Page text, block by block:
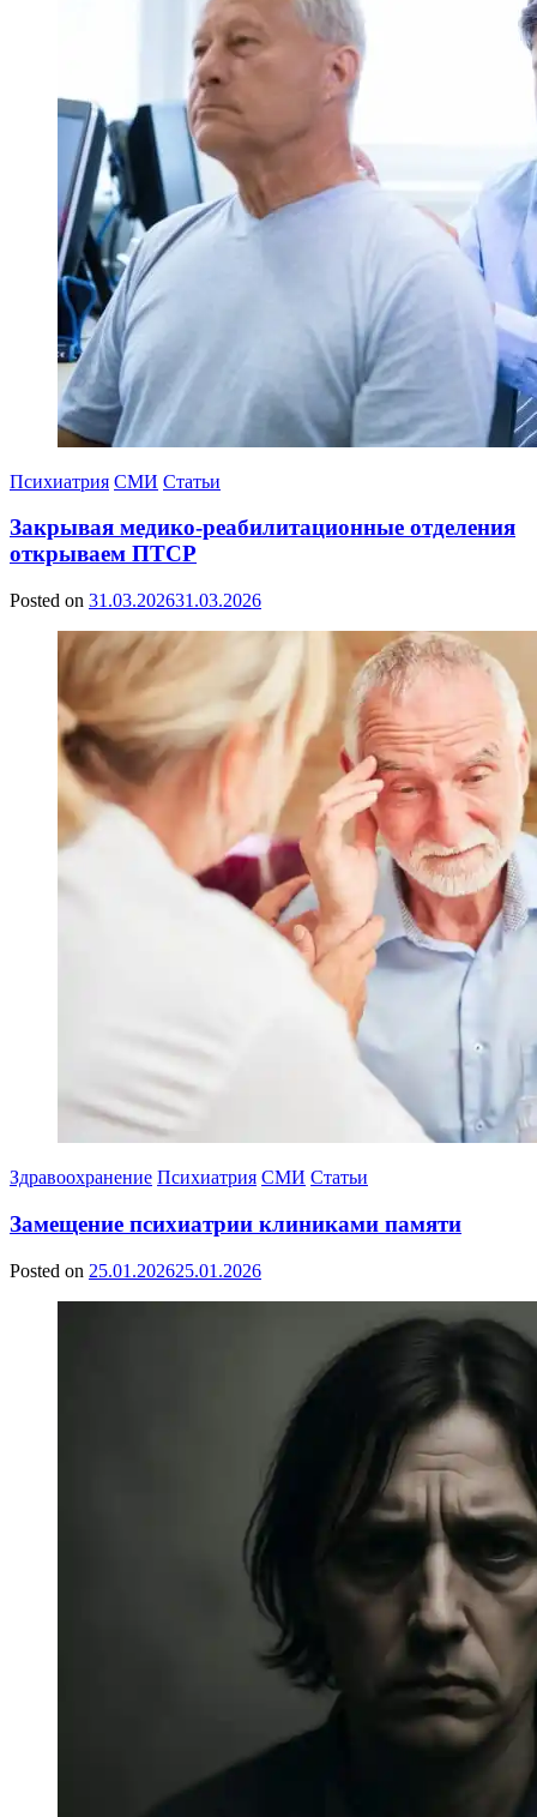
Психиатрия СМИ Статьи
Закрывая медико-реабилитационные отделения
открываем ПТСР
Posted on 31.03.202631.03.2026
Здравоохранение Психиатрия СМИ Статьи
Замещение психиатрии клиниками памяти
Posted on 25.01.202625.01.2026